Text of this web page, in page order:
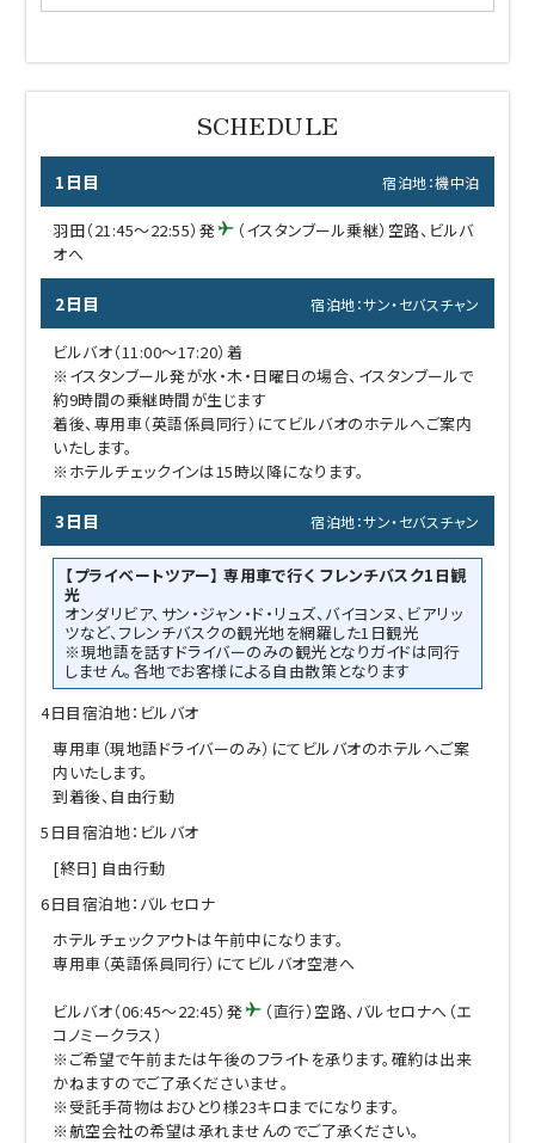
1日目 宿泊地：機中泊
羽田（21:45～22:55）発
（イスタンブール乗継）空路、ビルバ
オへ
2日目 宿泊地：サン・セバスチャン
ビルバオ（11:00～17:20）着
※イスタンブール発が水・木・日曜日の場合、イスタンブールで
約9時間の乗継時間が生じます
着後、専用車（英語係員同行）にてビルバオのホテルへご案内
いたします。
※ホテルチェックインは15時以降になります。
3日目 宿泊地：サン・セバスチャン
【プライベートツアー】 専用車で行く フレンチバスク1日観
光
オンダリビア、サン・ジャン・ド・リュズ、バイヨンヌ、ビアリッ
ツなど、フレンチバスクの観光地を網羅した1日観光
※現地語を話すドライバーのみの観光となりガイドは同行
しません。各地でお客様による自由散策となります
4日目宿泊地：ビルバオ
専用車（現地語ドライバーのみ）にてビルバオのホテルへご案
内いたします。
到着後、自由行動
5日目宿泊地：ビルバオ
[終日] 自由行動
6日目宿泊地：バルセロナ
ホテルチェックアウトは午前中になります。
専用車（英語係員同行）にてビルバオ空港へ
ビルバオ（06:45～22:45）発
（直行）空路、バルセロナへ（エ
コノミークラス）
※ご希望で午前または午後のフライトを承ります。確約は出来
かねますのでご了承くださいませ。
※受託手荷物はおひとり様23キロまでになります。
※航空会社の希望は承れませんのでご了承ください。